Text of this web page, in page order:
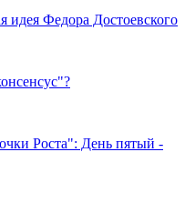
идея Федора Достоевского
Роста": День пятый -